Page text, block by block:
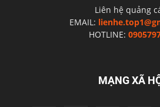
Liên hệ quảng
EMAIL:
HOTLINE:
MẠNG XÃ